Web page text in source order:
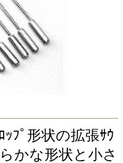
ﾌﾟ形状の拡張ｻｳ
かな形状と小さ